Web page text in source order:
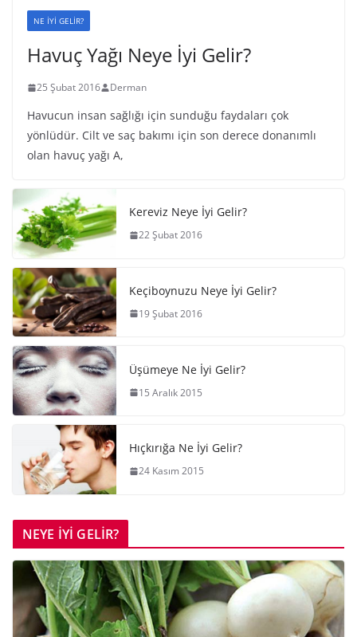
NE İYİ GELİR?
Havuç Yağı Neye İyi Gelir?
25 Şubat 2016 Derman
Havucun insan sağlığı için sunduğu faydaları çok
yönlüdür. Cilt ve saç bakımı için son derece donanımlı
olan havuç yağı A,
Kereviz Neye İyi Gelir?
22 Şubat 2016
Keçiboynuzu Neye İyi Gelir?
19 Şubat 2016
Üşümeye Ne İyi Gelir?
15 Aralık 2015
Hıçkırığa Ne İyi Gelir?
24 Kasım 2015
NEYE İYİ GELİR?